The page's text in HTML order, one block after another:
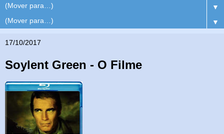
▼
▼
17/10/2017
Soylent Green - O Filme